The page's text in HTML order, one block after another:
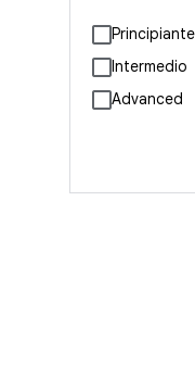
Principiante
Intermedio
Advanced